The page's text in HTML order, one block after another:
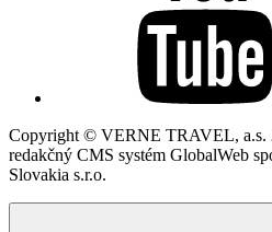
Copyright © VERNE TRAVEL, a.s.
redakčný CMS systém GlobalWeb
Slovakia s.r.o.